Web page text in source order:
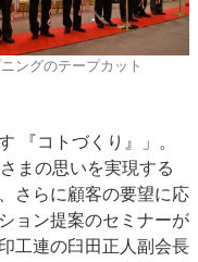
ジネス・多彩な商材～
機材年鑑
ングのテープカット
『コトづくり』」。
まの思いを実現する
さらに顧客の要望に応
ョン提案のセミナーが
工連の臼田正人副会長